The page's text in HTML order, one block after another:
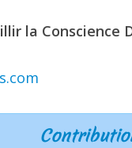
la Conscience